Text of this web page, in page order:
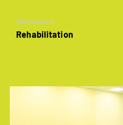
Themenseite
Rehabilitation